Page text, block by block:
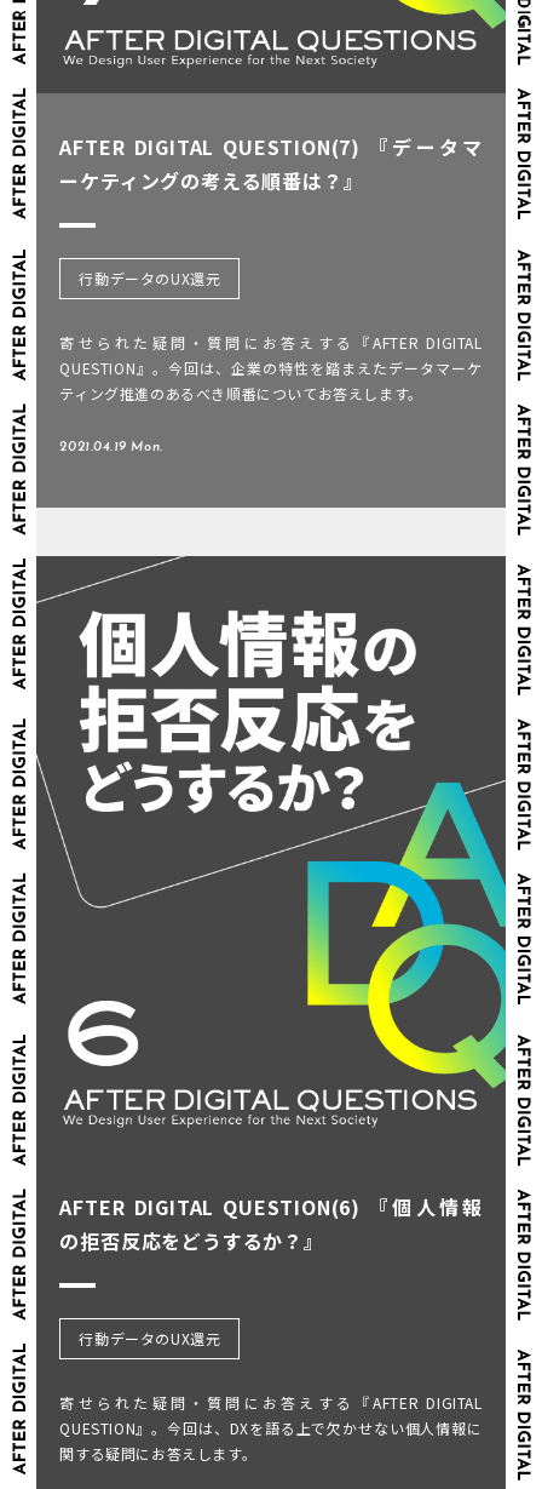
AFTER DIGITAL QUESTION(7) 『データマ
ーケティングの考える順番は？』
行動データのUX還元
寄せられた疑問・質問にお答えする『AFTER DIGITAL
QUESTION』。今回は、企業の特性を踏まえたデータマーケ
ティング推進のあるべき順番についてお答えします。
2021.04.19 Mon.
AFTER DIGITAL QUESTION(6) 『個人情報
の拒否反応をどうするか？』
行動データのUX還元
寄せられた疑問・質問にお答えする『AFTER DIGITAL
QUESTION』。今回は、DXを語る上で欠かせない個人情報に
関する疑問にお答えします。